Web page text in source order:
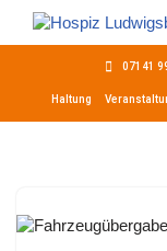
springen
07141
Haltung